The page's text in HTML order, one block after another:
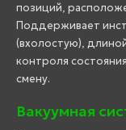
позиций,
Поддерживает
(вхолостую),
контроля
смену.
Вакуумная